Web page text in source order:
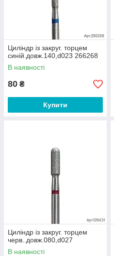
Циліндр із закруг. торцем
синій.довж.140,d023 266268
В наявності
80 ₴
Купити
Циліндр із закруг. торцем
черв..довж.080,d027
В наявності